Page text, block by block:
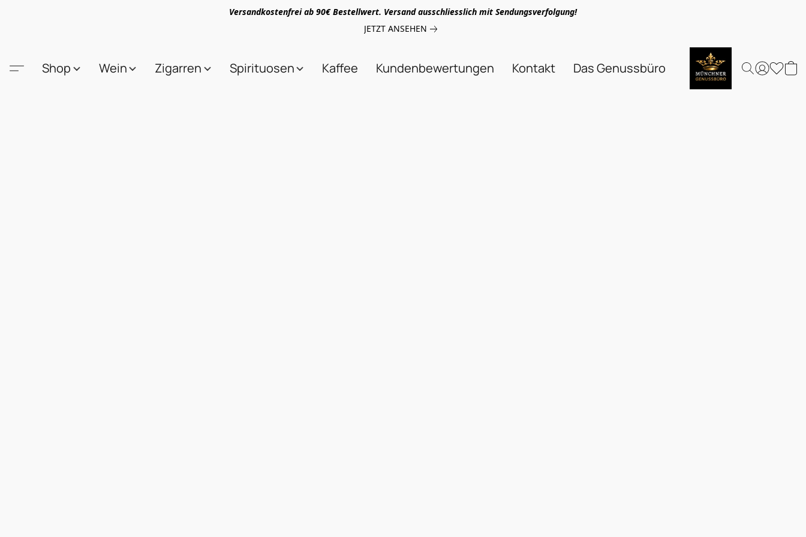
Versandkostenfrei ab 90€ Bestellwert. Versand ausschliesslich mit Sendungsverfolgung!
JETZT ANSEHEN
Shop Wein Zigarren Spirituosen Kaffee Kundenbewertungen Kontakt Das Genussbüro